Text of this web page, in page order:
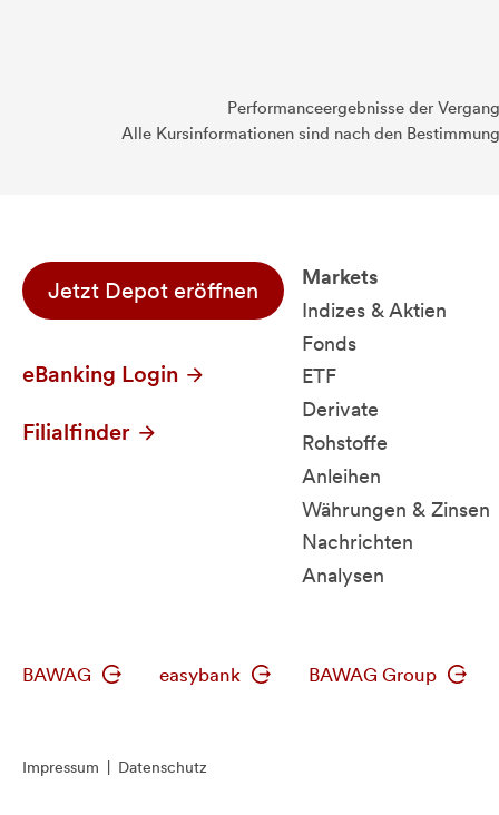
Performanceergebnisse der
Alle Kursinformationen sind nach den
Jetzt Depot eröffnen
eBanking Login
Filialfinder
Markets
Indizes & Aktien
Fonds
ETF
Derivate
Rohstoffe
Anleihen
Währungen & Zinsen
Nachrichten
Analysen
BAWAG easybank BAWAG Group
Impressum Datenschutz